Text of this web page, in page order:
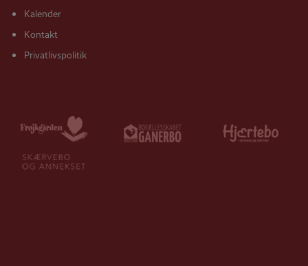
Kalender
Kontakt
Privatlivspolitik